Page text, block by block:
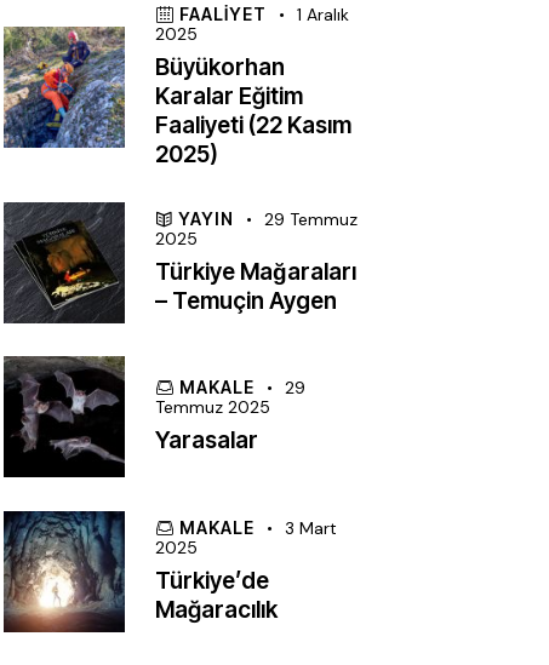
FAALIYET
1 Aralık
2025
Büyükorhan
Karalar Eğitim
Faaliyeti (22 Kasım
2025)
YAYIN
29 Temmuz
2025
Türkiye Mağaraları
– Temuçin Aygen
MAKALE
29
Temmuz 2025
Yarasalar
MAKALE
3 Mart
2025
Türkiye’de
Mağaracılık